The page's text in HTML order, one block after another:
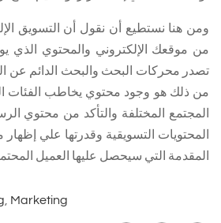
ومن هنا نستطيع أن نقول أن التسويق
من موقعك الإلكتروني والمحتوي الذي
تصدر محركات البحث والبحث الدائم عن
من ذلك هو وجود محتوي يخاطب الفئات
المجتمع المختلفة والتأكد من محتوي
المحتويات التسويقية وقدرتها علي إظهار
المقدمة التي سيحصل عليها العميل
, Marketing